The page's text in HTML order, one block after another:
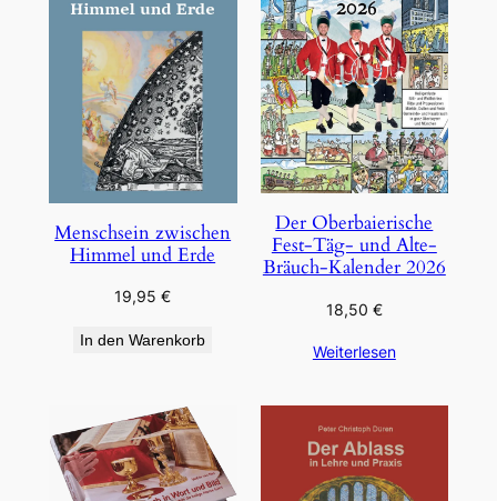
Menschsein zwischen
Himmel und Erde
19,95€
In den Warenkorb
Der Oberbaierische
Fest-Täg- und Alte-
Bräuch-Kalender 2026
18,50 €
Weiterlesen